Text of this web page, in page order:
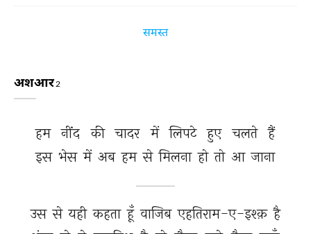
समस्त
अशआर2
हम नींद की चादर में लिपटे हुए चलते हैं
इस भेस में अब हम से मिलना हो तो आ जाना
उस से यही कहता हूँ वाजिब एहतिराम-ए-इश्क़ है